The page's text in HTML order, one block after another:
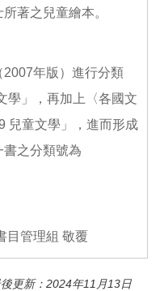
著之兒童繪本。
年版）進行分類
學」，再加上〈各國文
兒童文學」，進而形成
書之分類號為
目管理組 敬覆
更新：2024年11月13日